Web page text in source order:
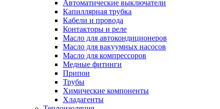
Автоматические выключатели
Капиллярная трубка
Кабели и провода
Контакторы и реле
Масло для автокондиционеров
Масло для вакуумных насосов
Масло для компрессоров
Медные фитинги
Припои
Трубы
Химические компоненты
Хладагенты